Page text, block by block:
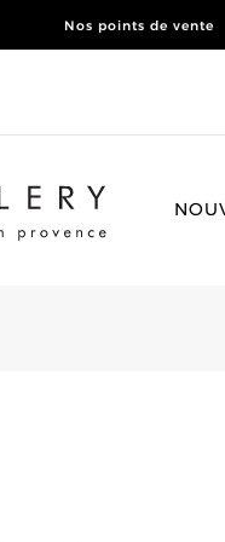
Nos points de vente